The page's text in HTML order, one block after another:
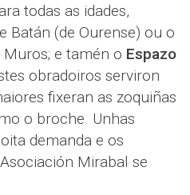
todas as idades,
Batán (de Ourense) ou o
e tamén o Espazo
obradoiros serviron
fixeran as zoquiñas
o broche. Unhas
demanda e os
Mirabal se